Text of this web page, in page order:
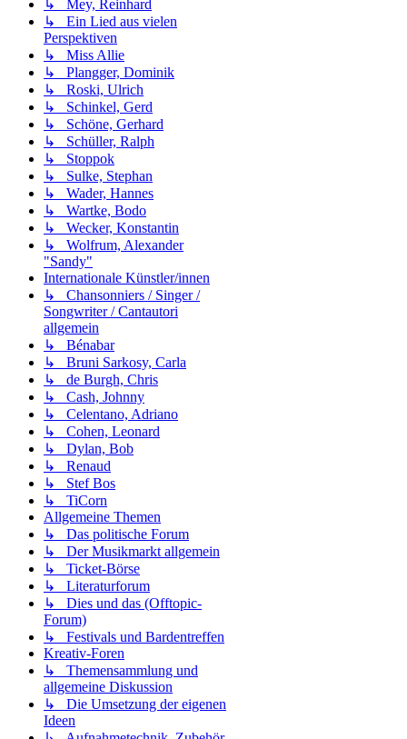
↳ Mey, Reinhard
↳ Ein Lied aus vielen
Perspektiven
↳ Miss Allie
↳ Plangger, Dominik
↳ Roski, Ulrich
↳ Schinkel, Gerd
↳ Schöne, Gerhard
↳ Schüller, Ralph
↳ Stoppok
↳ Sulke, Stephan
↳ Wader, Hannes
↳ Wartke, Bodo
↳ Wecker, Konstantin
↳ Wolfrum, Alexander
"Sandy"
Internationale Künstler/innen
↳ Chansonniers / Singer /
Songwriter / Cantautori
allgemein
↳ Bénabar
↳ Bruni Sarkosy, Carla
↳ de Burgh, Chris
↳ Cash, Johnny
↳ Celentano, Adriano
↳ Cohen, Leonard
↳ Dylan, Bob
↳ Renaud
↳ Stef Bos
↳ TiCorn
Allgemeine Themen
↳ Das politische Forum
↳ Der Musikmarkt allgemein
↳ Ticket-Börse
↳ Literaturforum
↳ Dies und das (Offtopic-
Forum)
↳ Festivals und Bardentreffen
Kreativ-Foren
↳ Themensammlung und
allgemeine Diskussion
↳ Die Umsetzung der eigenen
Ideen